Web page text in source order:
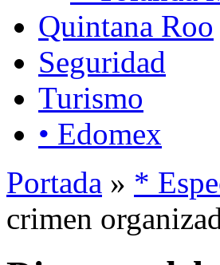
Quintana Roo
Seguridad
Turismo
• Edomex
Portada » *
crimen